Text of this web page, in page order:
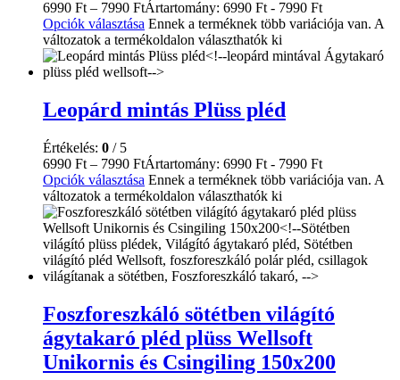
6990 Ft – 7990 FtÁrtartomány: 6990 Ft - 7990 Ft
Opciók választása Ennek a terméknek több variációja van. A
változatok a termékoldalon választhatók ki
Leopárd mintás Plüss pléd
Értékelés: 0 / 5
6990 Ft – 7990 FtÁrtartomány: 6990 Ft - 7990 Ft
Opciók választása Ennek a terméknek több variációja van. A
változatok a termékoldalon választhatók ki
Foszforeszkáló sötétben világító
ágytakaró pléd plüss Wellsoft
Unikornis és Csingiling 150x200